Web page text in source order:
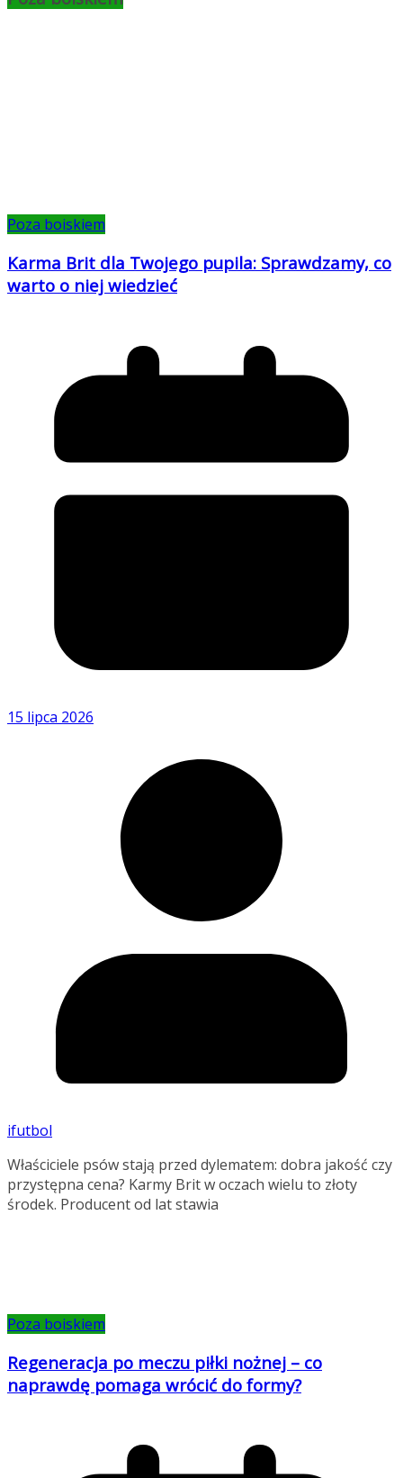
Poza boiskiem
Karma Brit dla Twojego pupila: Sprawdzamy, co
warto o niej wiedzieć
15 lipca 2026
ifutbol
Właściciele psów stają przed dylematem: dobra jakość czy
przystępna cena? Karmy Brit w oczach wielu to złoty
środek. Producent od lat stawia
Poza boiskiem
Regeneracja po meczu piłki nożnej – co
naprawdę pomaga wrócić do formy?